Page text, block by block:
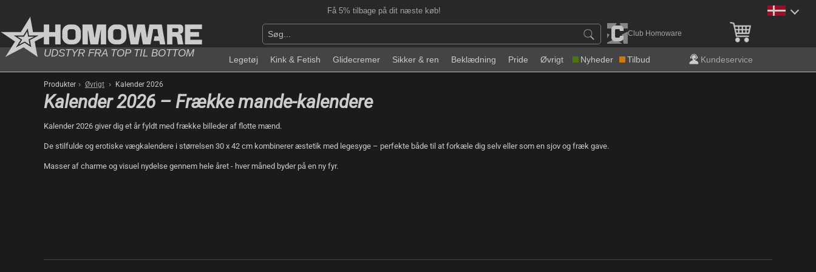
Få 5% tilbage på dit næste køb! Gratis levering over 600
Club Homoware
UDSTYR FRA TOP TIL BOTTOM
Legetøj Kink & Fetish Glidecremer Sikker & ren Beklædning Pride Øvrigt Nyheder Tilbud Kundeservice
Produkter › Øvrigt › Kalender 2026
Kalender 2026 – Frække mande-kalendere
Kalender 2026 giver dig et år fyldt med frække billeder af flotte mænd.
De stilfulde og erotiske vægkalendere i størrelsen 30 x 42 cm kombinerer æstetik med legesyge – perfekte både til at forkæle dig selv eller som en sjov og fræk gave.
Masser af charme og visuel nydelse gennem hele året - hver måned byder på en ny fyr.